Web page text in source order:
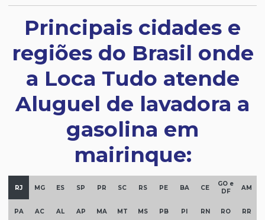
Principais cidades e
regiões do Brasil onde
a Loca Tudo atende
Aluguel de lavadora a
gasolina em
mairinque:
RJ MG ES SP PR SC RS PE BA CE
GO e
DF
AM
PA AC AL AP MA MT MS PB PI RN RO RR